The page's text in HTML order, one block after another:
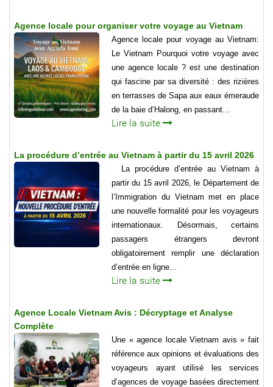
Agence locale pour organiser votre voyage au Vietnam
Agence locale pour voyage au Vietnam:
Le Vietnam Pourquoi votre voyage avec
une agence locale ? est une destination
qui fascine par sa diversité : des rizières
en terrasses de Sapa aux eaux émeraude
de la baie d’Halong, en passant...
Lire la suite
La procédure d’entrée au Vietnam à partir du 15 avril 2026
La procédure d’entrée au Vietnam à
partir du 15 avril 2026, le Département de
l’Immigration du Vietnam met en place
une nouvelle formalité pour les voyageurs
internationaux. Désormais, certains
passagers étrangers devront
obligatoirement remplir une déclaration
d’entrée en ligne...
Lire la suite
Agence Locale Vietnam Avis : Décryptage et Analyse
Complète
Une « agence locale Vietnam avis » fait
référence aux opinions et évaluations des
voyageurs ayant utilisé les services
d’agences de voyage basées directement